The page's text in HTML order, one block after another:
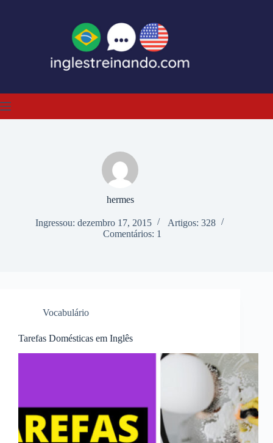
hermes
Ingressou: dezembro 17, 2015
Artigos: 328
Comentários: 1
Vocabulário
Tarefas Domésticas em Inglês